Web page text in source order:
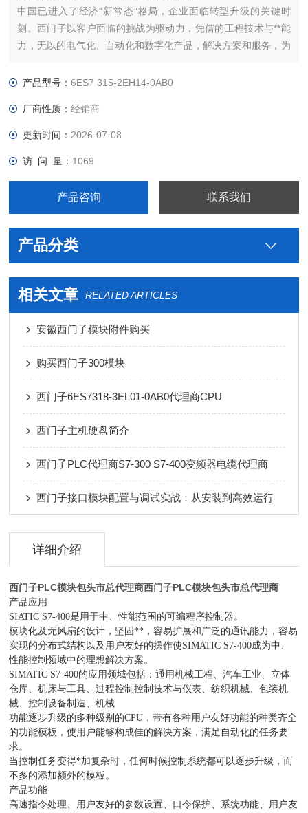
中国已进入了经济“新常态"格局，企业面临转型升级的关键时
刻。西门子以客户面临的挑战为驱动力，凭借的工程技术与**能
力，无以的电气化、自动化和数字化产品，解决方案和服务，为
可持续的发展。我们将这种力量称之为“博大精深，同心致远"。
产品型号：6ES7 315-2EH14-0AB0
厂商性质：经销商
更新时间： 2026-07-08
访 问 量： 1069
产品咨询 联系我们
产品分类
相关文章 RELATED ARTICLES
安徽西门子模块附件购买
购买西门子300模块
西门子6ES7318-3EL01-0AB0代理商CPU
西门子主机硬盘简介
西门子PLC代理商S7-300 S7-400变频器电缆代理商
西门子接口模块配置与调试实战：从安装到高效运行
详细介绍
西门子PLC模块包头市总代理商西门子PLC模块包头市总代理商
产品应用
SIATIC S7-400是用于中、性能范围的可编程序控制器。
模块化及无风扇的设计，坚固**，容易扩展和广泛的通讯能力，容易
实现的分布式结构以及用户友好的操作使SIMATIC S7-400成为中、
性能控制领域中的理想解决方案。
SIMATIC S7-400的应用领域包括：通用机械工程、汽车工业、立体
仓库、机床与工具、过程控制控制技术与仪表、纺织机械、包装机
械、控制设备制造、机械
功能逐步升级的多种级别的CPU，带有各种用户友好功能的种类齐全
的功能模板，使用户能够构成佳的解决方案，满足自动化的任务要
求。
当控制任务变得*加复杂时，任何时候控制系统都可以逐步升级，而
不多的添加额外的模板。
产品功能
高速指令处理、用户友好的参数设置、口令保护、系统功能、用户友